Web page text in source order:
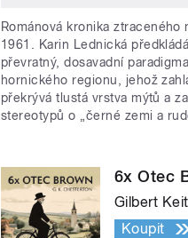
Románová kronika ztraceného
1961. Karin Lednická
převratný, dosavadní
hornického regionu, jehož
překrývá tlustá vrstva mýtů a
stereotypů o „černé zemi a
6x Otec
Gilbert
Koupit